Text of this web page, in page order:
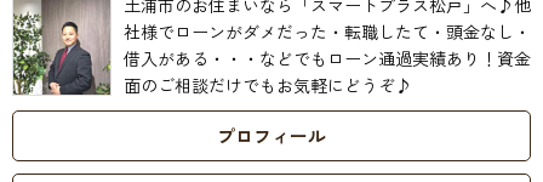
土浦市のお住まいなら「スマートプラス松戸」へ♪他
社様でローンがダメだった・転職したて・頭金なし・
借入がある・・・などでもローン通過実績あり！資金
面のご相談だけでもお気軽にどうぞ♪
プロフィール